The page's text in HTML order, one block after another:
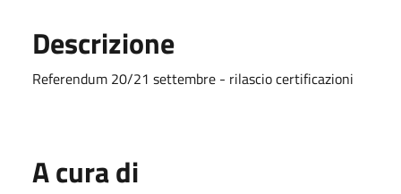
Descrizione
Referendum 20/21 settembre - rilascio certificazioni
A cura di